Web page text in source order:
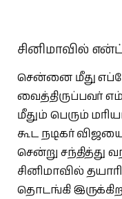
சினிமாவில்
சென்னை மீது
வைத்திருப்பவர்
மீதும் பெரும்
கூட நடிகர் விஜயை
சென்று சந்தித்து
சினிமாவில்
தொடங்கி